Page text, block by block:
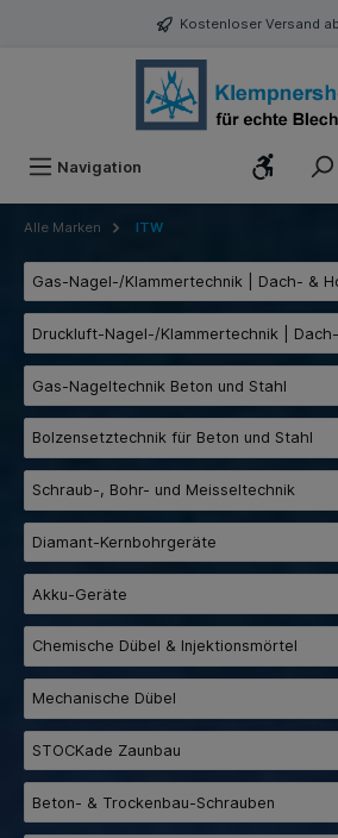
Kostenloser Versand
Navigation
Alle Marken ITW
Gas-Nagel-/Klammertechnik | Dach- &
Druckluft-Nagel-/Klammertechnik |
Gas-Nageltechnik Beton und Stahl
Bolzensetztechnik für Beton und Stahl
Schraub-, Bohr- und Meisseltechnik
Diamant-Kernbohrgeräte
Akku-Geräte
Chemische Dübel & Injektionsmörtel
Mechanische Dübel
STOCKade Zaunbau
Beton- & Trockenbau-Schrauben